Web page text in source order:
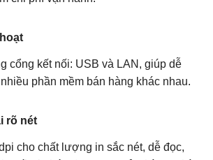
cổng kết nối: USB và LAN, giúp dễ
phần mềm bán hàng khác nhau.
rõ nét
cho chất lượng in sắc nét, dễ đọc,